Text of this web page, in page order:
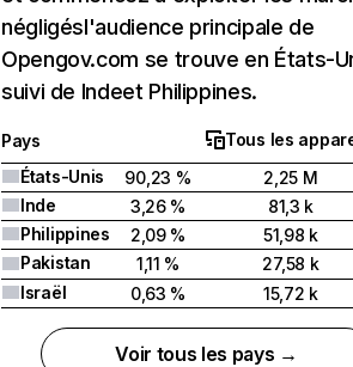
négligésl'audience principale de
Opengov.com se trouve en États-
suivi de Indeet Philippines.
Pays
Tous les
États-Unis
90,23 %
2,25 M
Inde
3,26 %
81,3 k
Philippines
2,09 %
51,98 k
Pakistan
1,11 %
27,58 k
Israël
0,63 % 15,72 k
Voir tous les pays →